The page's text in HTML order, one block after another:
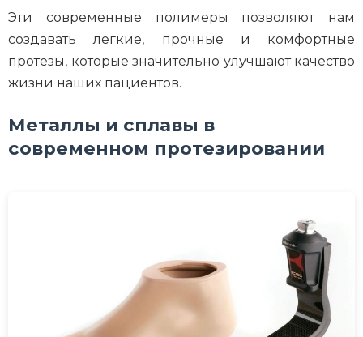
Эти современные полимеры позволяют нам
создавать легкие, прочные и комфортные
протезы, которые значительно улучшают качество
жизни наших пациентов.
Металлы и сплавы в
современном протезировании